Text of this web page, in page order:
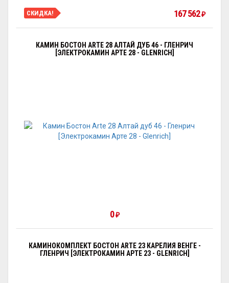
СКИДКА! 167 562₽
КАМИН БОСТОН ARTE 28 АЛТАЙ ДУБ 46 - ГЛЕНРИЧ
[ЭЛЕКТРОКАМИН АРТЕ 28 - GLENRICH]
0₽
КАМИНОКОМПЛЕКТ БОСТОН ARTE 23 КАРЕЛИЯ ВЕНГЕ -
ГЛЕНРИЧ [ЭЛЕКТРОКАМИН АРТЕ 23 - GLENRICH]